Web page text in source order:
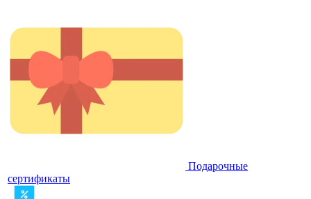
Подарочные
сертификаты